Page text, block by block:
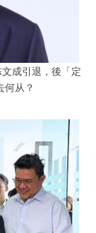
成引退，後「定
何从？